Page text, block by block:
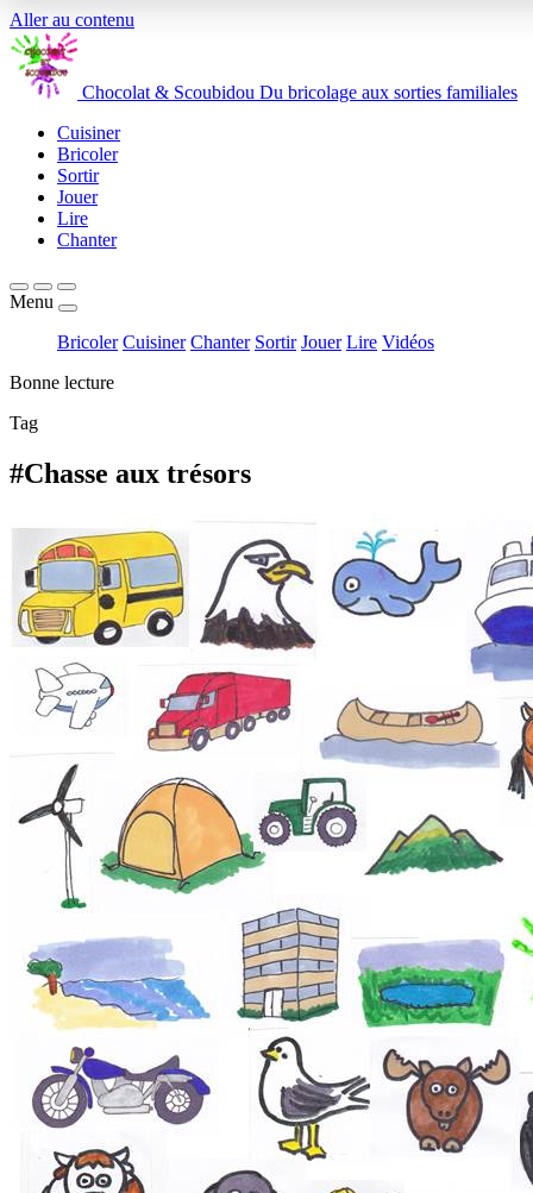
Aller au contenu
Chocolat & Scoubidou Du bricolage aux sorties familiales
Cuisiner
Bricoler
Sortir
Jouer
Lire
Chanter
Menu
Bricoler Cuisiner Chanter Sortir Jouer Lire Vidéos
Bonne lecture
Tag
#Chasse aux trésors